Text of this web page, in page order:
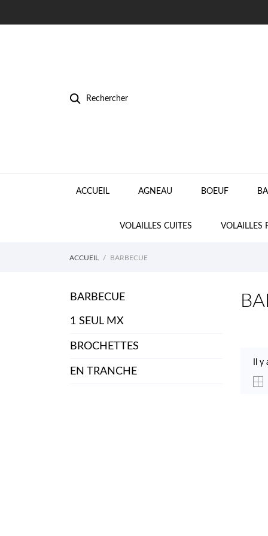
Rechercher
ACCUEIL AGNEAU BOEUF
VOLAILLES CUITES VOLAILLES
ACCUEIL BARBECUE
BARBECUE
1 SEUL MX
BROCHETTES
EN TRANCHE
Il